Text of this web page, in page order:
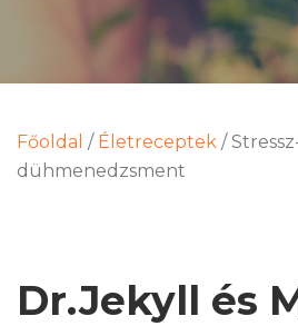
Főoldal / Életreceptek /
dühmenedzsment
Dr.Jekyll és